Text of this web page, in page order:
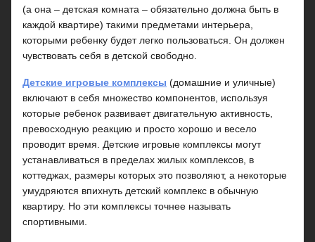
(а она – детская комната – обязательно должна быть в
каждой квартире) такими предметами интерьера,
которыми ребенку будет легко пользоваться. Он должен
чувствовать себя в детской свободно.
Детские игровые комплексы (домашние и уличные)
включают в себя множество компонентов, используя
которые ребенок развивает двигательную активность,
превосходную реакцию и просто хорошо и весело
проводит время. Детские игровые комплексы могут
устанавливаться в пределах жилых комплексов, в
коттеджах, размеры которых это позволяют, а некоторые
умудряются впихнуть детский комплекс в обычную
квартиру. Но эти комплексы точнее называть
спортивными.